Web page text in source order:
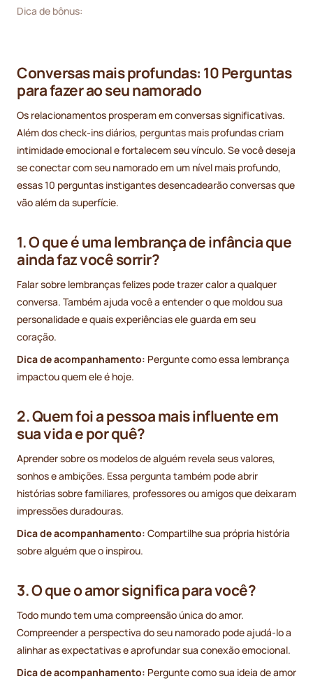
Dica de bônus:
Conversas mais profundas: 10 Perguntas
para fazer ao seu namorado
Os relacionamentos prosperam em conversas significativas.
Além dos check-ins diários, perguntas mais profundas criam
intimidade emocional e fortalecem seu vínculo. Se você deseja
se conectar com seu namorado em um nível mais profundo,
essas 10 perguntas instigantes desencadearão conversas que
vão além da superfície.
1. O que é uma lembrança de infância que
ainda faz você sorrir?
Falar sobre lembranças felizes pode trazer calor a qualquer
conversa. Também ajuda você a entender o que moldou sua
personalidade e quais experiências ele guarda em seu
coração.
Dica de acompanhamento: Pergunte como essa lembrança
impactou quem ele é hoje.
2. Quem foi a pessoa mais influente em
sua vida e por quê?
Aprender sobre os modelos de alguém revela seus valores,
sonhos e ambições. Essa pergunta também pode abrir
histórias sobre familiares, professores ou amigos que deixaram
impressões duradouras.
Dica de acompanhamento: Compartilhe sua própria história
sobre alguém que o inspirou.
3. O que o amor significa para você?
Todo mundo tem uma compreensão única do amor.
Compreender a perspectiva do seu namorado pode ajudá-lo a
alinhar as expectativas e aprofundar sua conexão emocional.
Dica de acompanhamento: Pergunte como sua ideia de amor